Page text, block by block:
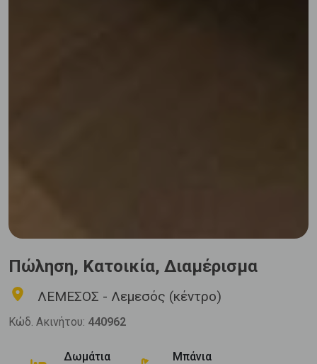
Πώληση, Κατοικία, Διαμέρισμα
ΛΕΜΕΣΟΣ - Λεμεσός (κέντρο)
Κώδ. Ακινήτου: 440962
Δωμάτια
Μπάνια